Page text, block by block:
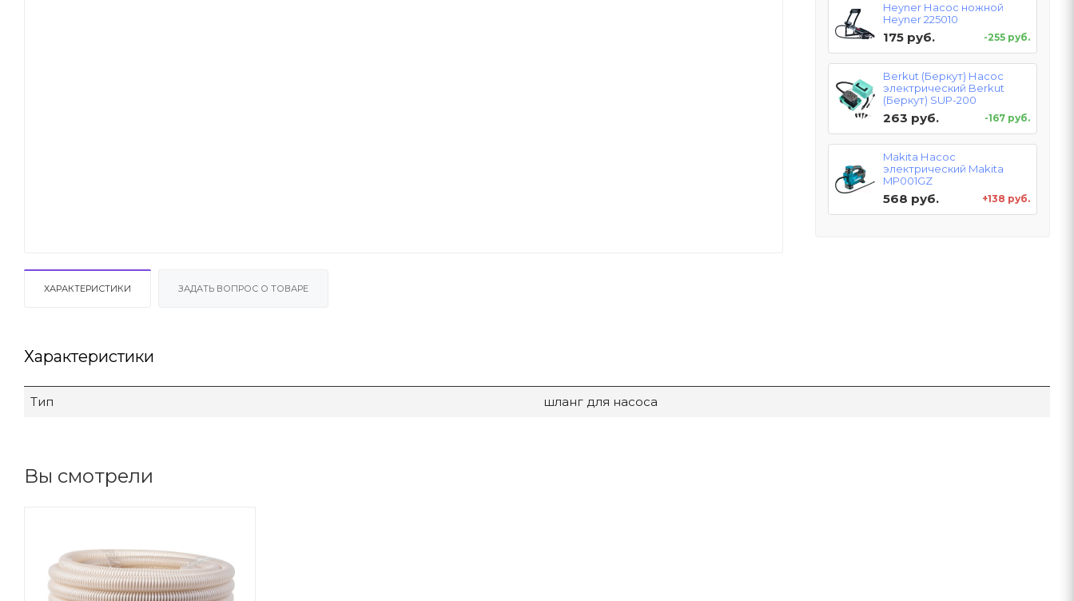
Heyner Насос ножной
Heyner 225010
175 руб. -255 руб.
Berkut (Беркут) Насос
электрический Berkut
(Беркут) SUP-200
263 руб. -167 руб.
Makita Насос
электрический Makita
MP001GZ
568 руб. +138 руб.
ХАРАКТЕРИСТИКИ ЗАДАТЬ ВОПРОС О ТОВАРЕ
Характеристики
Тип шланг для насоса
Вы смотрели